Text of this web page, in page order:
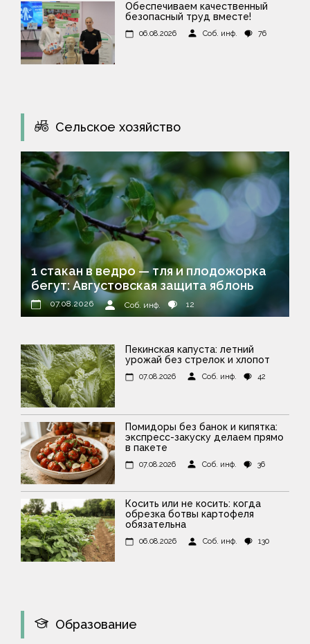
Обеспечиваем качественный
безопасный труд вместе!
06.08.2026 Соб. инф. 76
Сельское хозяйство
1 стакан в ведро — тля и плодожорка
бегут: Августовская защита яблонь
07.08.2026 Соб. инф. 12
Пекинская капуста: летний
урожай без стрелок и хлопот
07.08.2026 Соб. инф. 42
Помидоры без банок и кипятка:
экспресс-закуску делаем прямо
в пакете
07.08.2026 Соб. инф. 36
Косить или не косить: когда
обрезка ботвы картофеля
обязательна
06.08.2026 Соб. инф. 130
Образование